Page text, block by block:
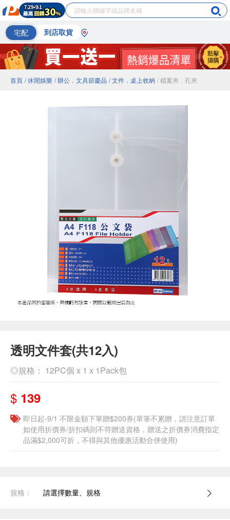
宅配 到店取貨
首頁 / 休閒娛樂 / 辦公．文具節慶品 / 文件．桌上收納 / 檔案夾．孔夾
透明文件套(共12入)
◎規格： 12PC個 x 1 x 1Pack包
$ 139
即日起-9/1 不限金額下單贈$200券(單筆不累贈，請注意訂單
如使用折價券/折扣碼則不符贈送資格，贈送之折價券消費指定
品滿$2,000可折，不得與其他優惠活動合併使用)
規格： 請選擇數量、規格